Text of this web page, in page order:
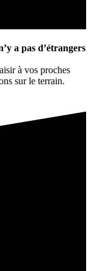
a pas d’étrangers
à vos proches
sur le terrain.